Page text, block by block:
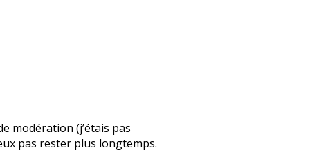
modération (j’étais pas
pas rester plus longtemps.